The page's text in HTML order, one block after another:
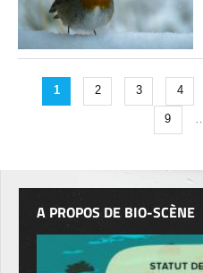
1 2 3 4
9
A PROPOS DE BIO-SCÈNE